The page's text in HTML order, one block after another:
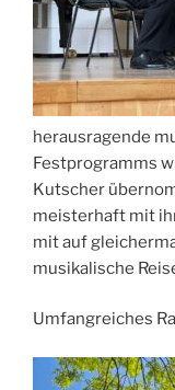
herausragende
Festprogramms
Kutscher
meisterhaft mit
mit auf
musikalische
Umfangreiches